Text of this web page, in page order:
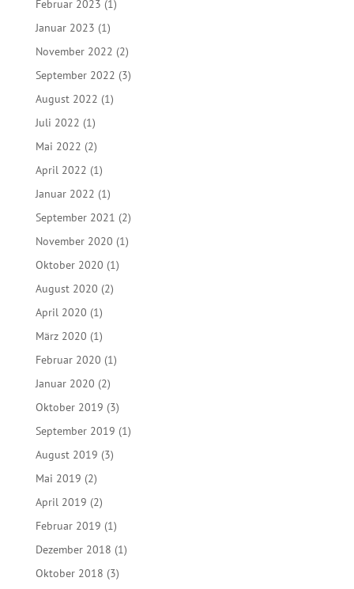
Februar 2023 (1)
Januar 2023 (1)
November 2022 (2)
September 2022 (3)
August 2022 (1)
Juli 2022 (1)
Mai 2022 (2)
April 2022 (1)
Januar 2022 (1)
September 2021 (2)
November 2020 (1)
Oktober 2020 (1)
August 2020 (2)
April 2020 (1)
März 2020 (1)
Februar 2020 (1)
Januar 2020 (2)
Oktober 2019 (3)
September 2019 (1)
August 2019 (3)
Mai 2019 (2)
April 2019 (2)
Februar 2019 (1)
Dezember 2018 (1)
Oktober 2018 (3)